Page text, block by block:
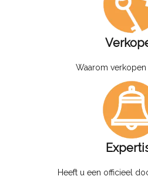
Waarom verkopen
Heeft u een officieel